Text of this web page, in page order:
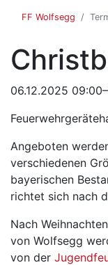
FF Wolfsegg
06.12.2025
Angeboten
verschiedenen
bayerischen
richtet sich nach
Nach
von Wolfsegg
von der